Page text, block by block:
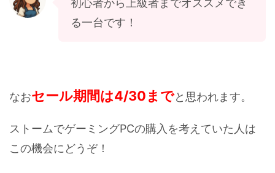
る一台です！
なおセール期間は4/30までと思われます。
ストームでゲーミングPCの購入を考えていた人は
この機会にどうぞ！